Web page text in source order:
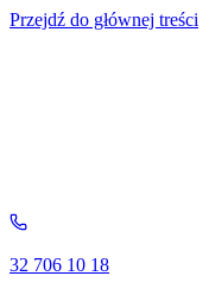
Przejdź do głównej treści
32 706 10 18